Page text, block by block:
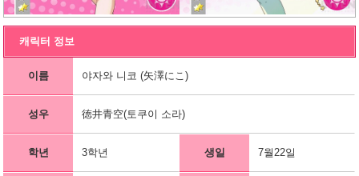
캐릭터 정보
이름 야자와 니코 (矢澤にこ)
성우 徳井青空(토쿠이 소라)
학년 3학년 생일 7월22일